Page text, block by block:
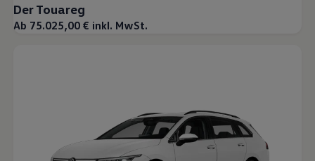
Der Touareg
Ab 75.025,00 € inkl. MwSt.